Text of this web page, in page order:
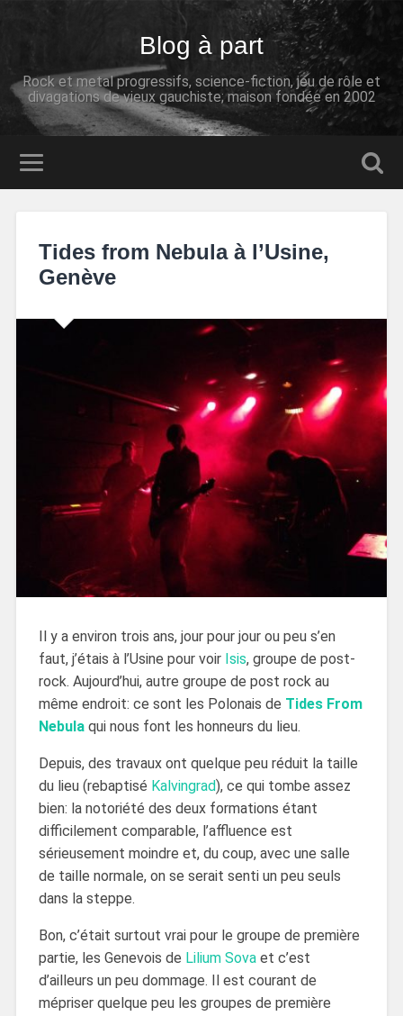
Blog à part
Rock et metal progressifs, science-fiction, jeu de rôle et
divagations de vieux gauchiste; maison fondée en 2002
Tides from Nebula à l’Usine,
Genève
Il y a environ trois ans, jour pour jour ou peu s’en
faut, j’étais à l’Usine pour voir Isis, groupe de post-
rock. Aujourd’hui, autre groupe de post rock au
même endroit: ce sont les Polonais de Tides From
Nebulaqui nous font les honneurs du lieu.
Depuis, des travaux ont quelque peu réduit la taille
du lieu (rebaptisé Kalvingrad), ce qui tombe assez
bien: la notoriété des deux formations étant
difficilement comparable, l’affluence est
sérieusement moindre et, du coup, avec une salle
de taille normale, on se serait senti un peu seuls
dans la steppe.
Bon, c’était surtout vrai pour le groupe de première
partie, les Genevois de Lilium Sovaet c’est
d’ailleurs un peu dommage. Il est courant de
mépriser quelque peu les groupes de première